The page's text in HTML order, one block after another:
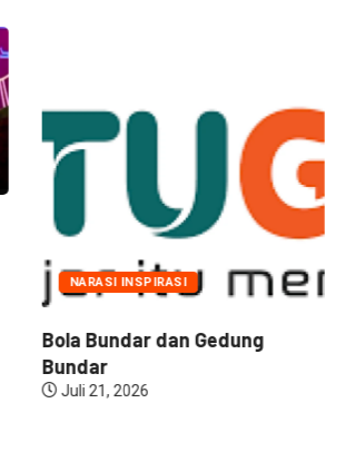
NARASI INSPIRASI
Bola Bundar dan Gedung
Bundar
Juli 21, 2026